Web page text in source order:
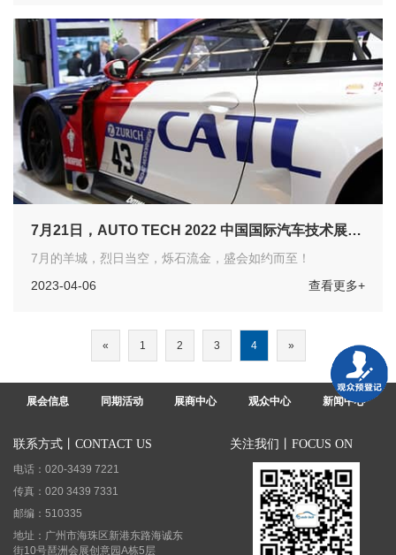
7月21日，AUTO TECH 2022 中国国际汽车技术展览
7月的羊城，烈日当空，烁石流金，盛会如约而至！
2023-04-06
查看更多+
« 1 2 3 4 »
展会信息 同期活动 展商中心 观众中心 新闻中心
联系方式丨CONTACT US
电话：020-3439 7221
传真：020 3439 7331
邮编：510335
地址：广州市海珠区新港东路海诚东
街10号琶洲会展创意园A栋5层
关注我们丨FOCUS ON